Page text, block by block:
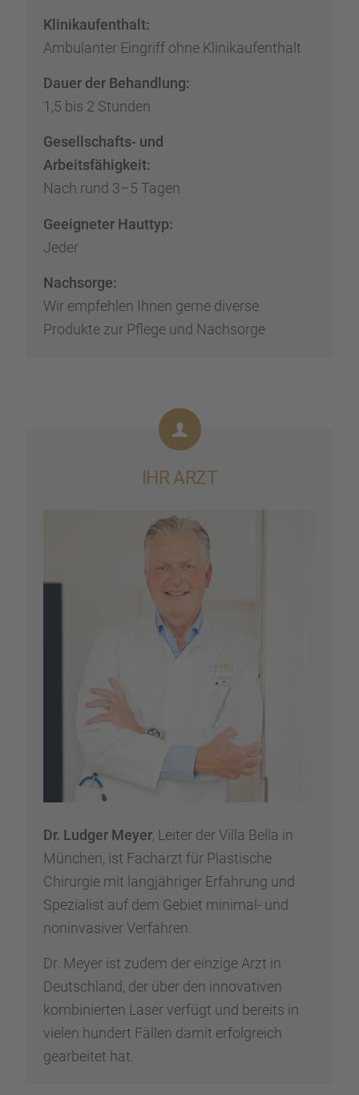
Klinik­auf­ent­halt:
Ambulan­ter Eingriff ohne Klinik­auf­ent­halt
Dauer der Behand­lung:
1,5 bis 2 Stunden
Gesell­schafts- und
Arbeits­fä­hig­keit:
Nach rund 3–5 Tagen
Geeig­ne­ter Hauttyp:
Jeder
Nachsorge:
Wir empfeh­len Ihnen gerne diverse
Produkte zur Pflege und Nachsorge
IHR ARZT
Dr. Ludger Meyer, Leiter der Villa Bella in
München, ist Facharzt für Plasti­sche
Chirur­gie mit langjäh­ri­ger Erfah­rung und
Spezia­list auf dem Gebiet minimal- und
nonin­va­si­ver Verfah­ren.
Dr. Meyer ist zudem der einzige Arzt in
Deutsch­land, der über den innova­ti­ven
kombi­nier­ten Laser verfügt und bereits in
vielen hundert Fällen damit erfolg­reich
gearbei­tet hat.